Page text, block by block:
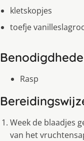
kletskopjes
toefje
Rasp
Week de blaadjes
van het